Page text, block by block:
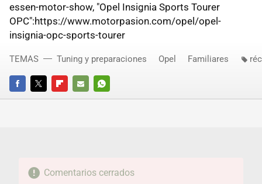
essen-motor-show, "Opel Insignia Sports Tourer
OPC":https://www.motorpasion.com/opel/opel-
insignia-opc-sports-tourer
FACEBOOKTWITTERFLIPBOARD
E-
WHATSAPP
TEMAS Tuning y preparaciones Opel Familiares
Comentarios cerrados